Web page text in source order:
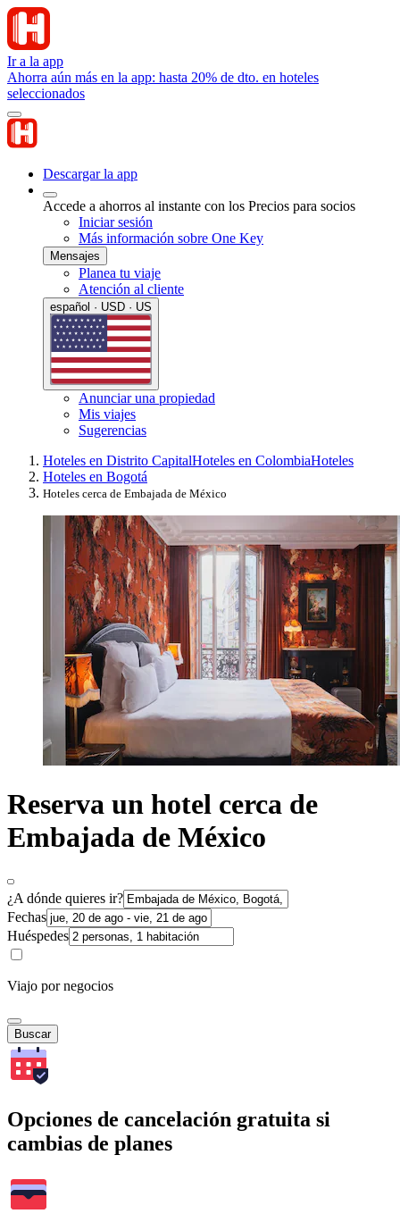
Ir a la app
Ahorra aún más en la app: hasta 20% de dto. en hoteles
seleccionados
Descargar la app
Accede a ahorros al instante con los Precios para socios
Iniciar sesión
Más información sobre One Key
Mensajes
Planea tu viaje
Atención al cliente
español · USD · US
Anunciar una propiedad
Mis viajes
Sugerencias
Hoteles en Distrito CapitalHoteles en ColombiaHoteles
Hoteles en Bogotá
Hoteles cerca de Embajada de México
Reserva un hotel cerca de
Embajada de México
¿A dónde quieres ir?
Fechas
Huéspedes
Viajo por negocios
Buscar
Opciones de cancelación gratuita si
cambias de planes